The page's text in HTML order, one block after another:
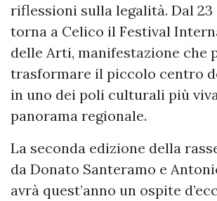
riflessioni sulla legalità. Dal 23
torna a Celico il Festival
delle Arti, manifestazione che
trasformare il piccolo centro
in uno dei poli culturali più
panorama regionale.
La seconda edizione della
da Donato Santeramo e
avrà quest’anno un ospite